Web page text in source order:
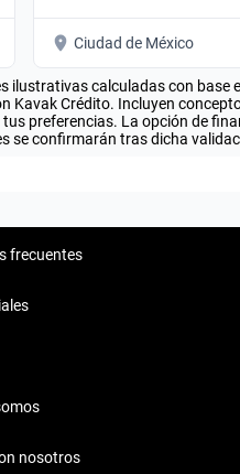
Ciudad de México
calculadas con base
Kavak Crédito. Incluyen
preferencias. La opción de
se confirmarán tras dicha
frecuentes
nosotros